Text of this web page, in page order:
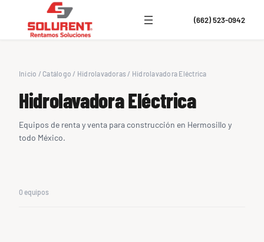
(662) 523-0942
Inicio / Catálogo / Hidrolavadoras / Hidrolavadora Eléctrica
Hidrolavadora Eléctrica
Equipos de renta y venta para construcción en Hermosillo y
todo México.
0 equipos